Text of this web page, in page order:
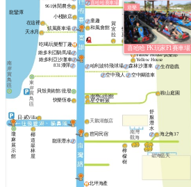
遊樂
喜哈哈 PK玩家F1賽車場
龍鑾潭
喜哈哈賽車場
炫風賽車場 和風會館
一心66
哈利波特飛球場 森林沙灘車
天鵝湖飯店
維多利亞沙灘車
東
岸
賞
鳥
區
南
岸
賞
鳥
區
貝殼美術館/批發
碧海藍天
南灣
觀海
北坪海產
椰
道
翠
林
屋
瓊
麻
展
示
館
龍璟潛水
生存遊戲
831漆彈
維多利亞騎馬場
童趣
悅
夏
小棧旅店
天水月
空中飛人 空中腳踏車
961休閒農舍
賀
宜
拉
Yellow House 俱樂部
Yellow House
在這裡
庄仔內灶腳
苣同民宿
鞍山庭園
快樂恆春
檸
檬
樹
日‧貳Villa
星空輕旅
海之角37
舒
服
潛
水
南灣68別館
吃喝玩樂墾丁趣